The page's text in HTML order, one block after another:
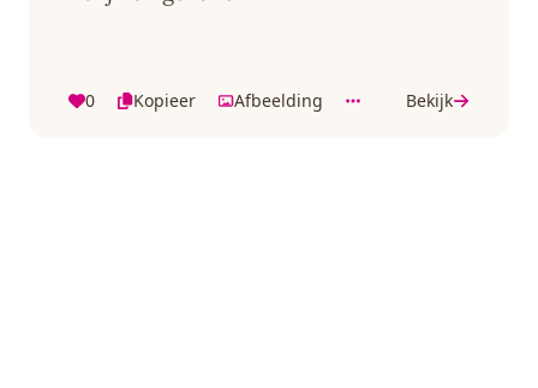
0 Kopieer Afbeelding Bekijk